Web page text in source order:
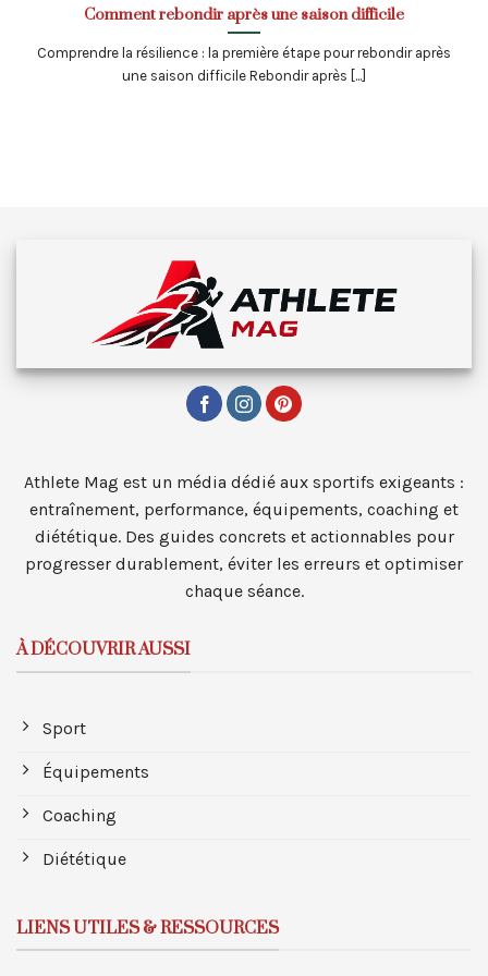
Comment rebondir après une saison difficile
Comprendre la résilience : la première étape pour rebondir après
une saison difficile Rebondir après [...]
Athlete Mag est un média dédié aux sportifs exigeants :
entraînement, performance, équipements, coaching et
diététique. Des guides concrets et actionnables pour
progresser durablement, éviter les erreurs et optimiser
chaque séance.
À DÉCOUVRIR AUSSI
Sport
Équipements
Coaching
Diététique
LIENS UTILES & RESSOURCES